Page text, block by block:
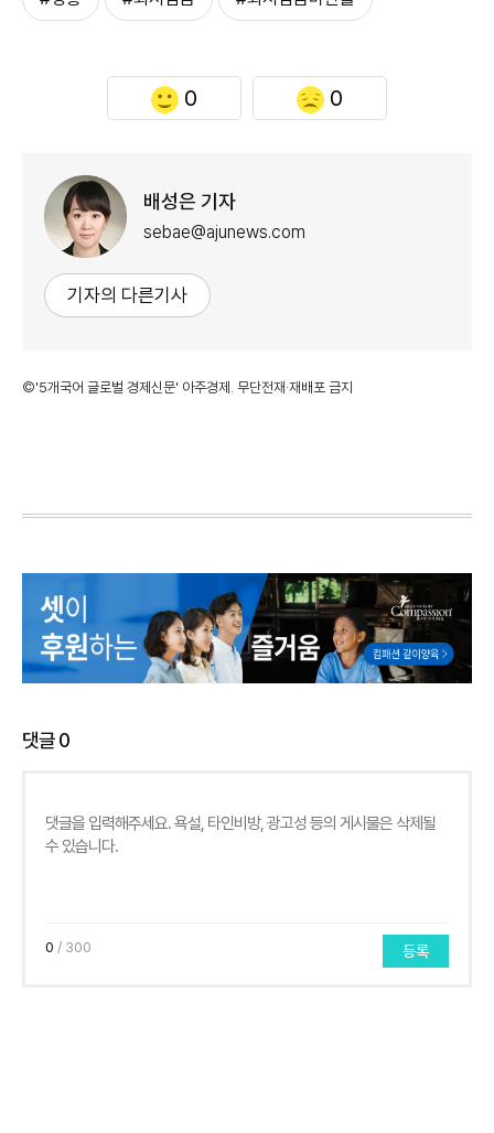
0 0
배성은 기자
sebae@ajunews.com
기자의 다른기사
©'5개국어 글로벌 경제신문' 아주경제. 무단전재·재배포 금지
댓글0
0 / 300 등록